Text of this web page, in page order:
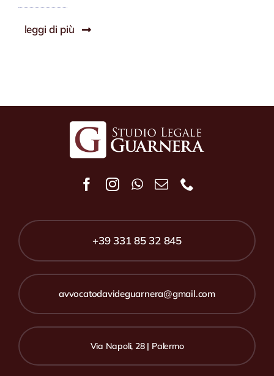
leggi di più
+39 331 85 32 845
Via Napoli, 28 | Palermo
avvocatodavideguarnera@gmail.com